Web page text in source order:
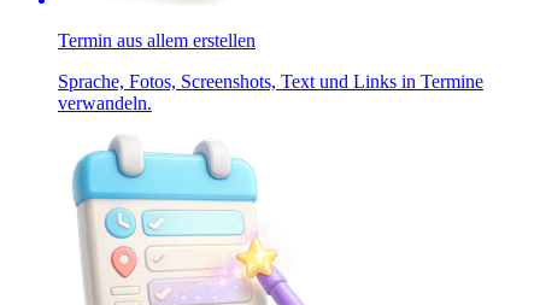
Termin aus allem erstellen
Sprache, Fotos, Screenshots, Text und Links in Termine
verwandeln.